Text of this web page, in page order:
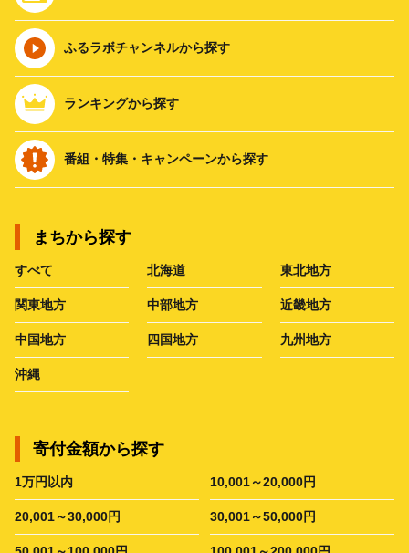
ふるラボチャンネルから探す
ランキングから探す
番組・特集・キャンペーンから探す
まちから探す
すべて 北海道 東北地方
関東地方 中部地方 近畿地方
中国地方 四国地方 九州地方
沖縄
寄付金額から探す
1万円以内 10,001～20,000円
20,001～30,000円 30,001～50,000円